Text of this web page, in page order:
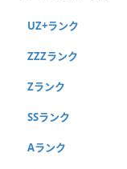
UZ+ランク
ZZZランク
Zランク
SSランク
Aランク